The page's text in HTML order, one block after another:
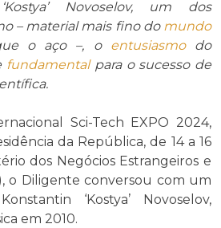
Novoselov, um dos
– material mais fino do mundo
o aço –, o entusiasmodo
fundamentalpara o sucesso de
Sci-Tech EXPO 2024,
da República, de 14 a 16
dos Negócios Estrangeiros e
o Diligente conversou com um
‘Kostya’ Novoselov,
em 2010.